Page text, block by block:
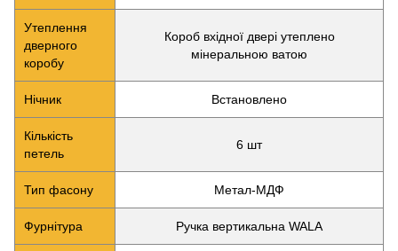
Утеплення
дверного
коробу
Короб вхідної двері утеплено
мінеральною ватою
Нічник Встановлено
Кількість
петель
6 шт
Тип фасону Метал-МДФ
Фурнітура Ручка вертикальна WALA